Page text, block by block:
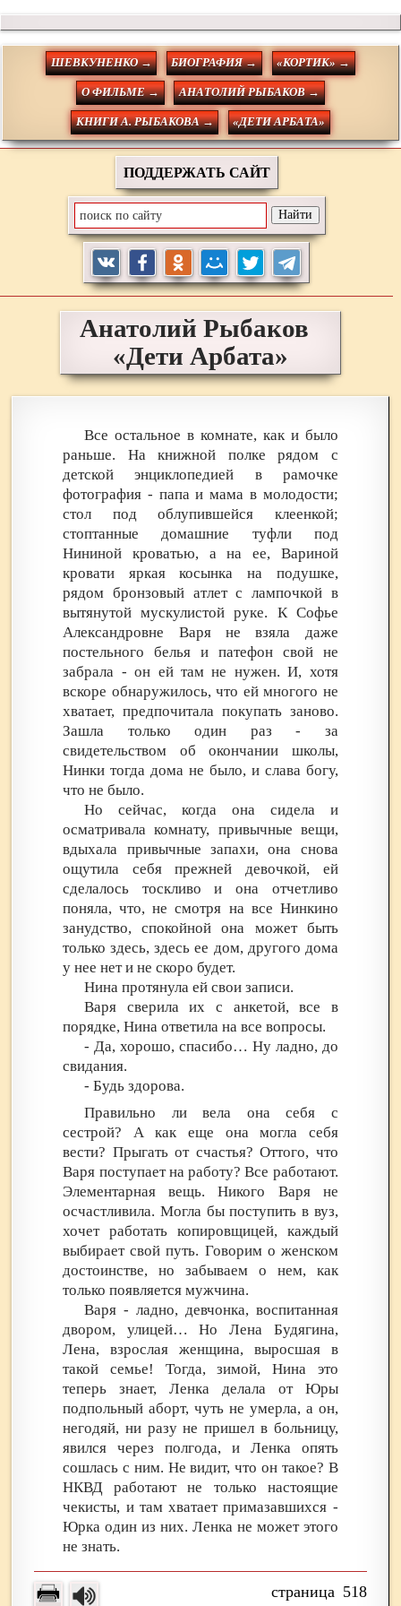
ШЕВКУНЕНКО → БИОГРАФИЯ → «КОРТИК» →
О ФИЛЬМЕ → АНАТОЛИЙ РЫБАКОВ →
КНИГИ А. РЫБАКОВА → «ДЕТИ АРБАТА»
ПОДДЕРЖАТЬ САЙТ
Анатолий Рыбаков
«Дети Арбата»
Все остальное в комнате, как и было
раньше. На книжной полке рядом с
детской энциклопедией в рамочке
фотография - папа и мама в молодости;
стол под облупившейся клеенкой;
стоптанные домашние туфли под
Нининой кроватью, а на ее, Вариной
кровати яркая косынка на подушке,
рядом бронзовый атлет с лампочкой в
вытянутой мускулистой руке. К Софье
Александровне Варя не взяла даже
постельного белья и патефон свой не
забрала - он ей там не нужен. И, хотя
вскоре обнаружилось, что ей многого не
хватает, предпочитала покупать заново.
Зашла только один раз - за
свидетельством об окончании школы,
Нинки тогда дома не было, и слава богу,
что не было.
Но сейчас, когда она сидела и
осматривала комнату, привычные вещи,
вдыхала привычные запахи, она снова
ощутила себя прежней девочкой, ей
сделалось тоскливо и она отчетливо
поняла, что, не смотря на все Нинкино
занудство, спокойной она может быть
только здесь, здесь ее дом, другого дома
у нее нет и не скоро будет.
Нина протянула ей свои записи.
Варя сверила их с анкетой, все в
порядке, Нина ответила на все вопросы.
- Да, хорошо, спасибо… Ну ладно, до
свидания.
- Будь здорова.
Правильно ли вела она себя с
сестрой? А как еще она могла себя
вести? Прыгать от счастья? Оттого, что
Варя поступает на работу? Все работают.
Элементарная вещь. Никого Варя не
осчастливила. Могла бы поступить в вуз,
хочет работать копировщицей, каждый
выбирает свой путь. Говорим о женском
достоинстве, но забываем о нем, как
только появляется мужчина.
Варя - ладно, девчонка, воспитанная
двором, улицей… Но Лена Будягина,
Лена, взрослая женщина, выросшая в
такой семье! Тогда, зимой, Нина это
теперь знает, Ленка делала от Юры
подпольный аборт, чуть не умерла, а он,
негодяй, ни разу не пришел в больницу,
явился через полгода, и Ленка опять
сошлась с ним. Не видит, что он такое? В
НКВД работают не только настоящие
чекисты, и там хватает примазавшихся -
Юрка один из них. Ленка не может этого
не знать.
518